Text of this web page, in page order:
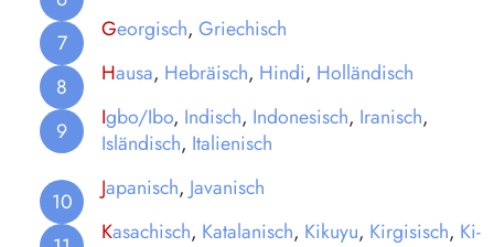
Georgisch, Griechisch
Hausa, Hebräisch, Hindi, Holländisch
Igbo/Ibo, Indisch, Indonesisch, Iranisch,
Isländisch, Italienisch
Japanisch, Javanisch
Kasachisch, Katalanisch, Kikuyu, Kirgisisch, Ki-